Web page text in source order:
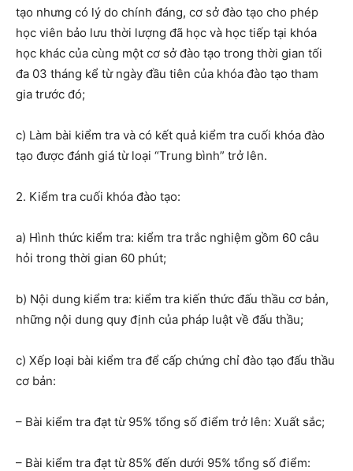
tạo nhưng có lý do chính đáng, cơ sở đào tạo cho phép
học viên bảo lưu thời lượng đã học và học tiếp tại khóa
học khác của cùng một cơ sở đào tạo trong thời gian tối
đa 03 tháng kể từ ngày đầu tiên của khóa đào tạo tham
gia trước đó;
c) Làm bài kiểm tra và có kết quả kiểm tra cuối khóa đào
tạo được đánh giá từ loại “Trung bình” trở lên.
2. Kiểm tra cuối khóa đào tạo:
a) Hình thức kiểm tra: kiểm tra trắc nghiệm gồm 60 câu
hỏi trong thời gian 60 phút;
b) Nội dung kiểm tra: kiểm tra kiến thức đấu thầu cơ bản,
những nội dung quy định của pháp luật về đấu thầu;
c) Xếp loại bài kiểm tra để cấp chứng chỉ đào tạo đấu thầu
cơ bản:
– Bài kiểm tra đạt từ 95% tổng số điểm trở lên: Xuất sắc;
– Bài kiểm tra đạt từ 85% đến dưới 95% tổng số điểm: